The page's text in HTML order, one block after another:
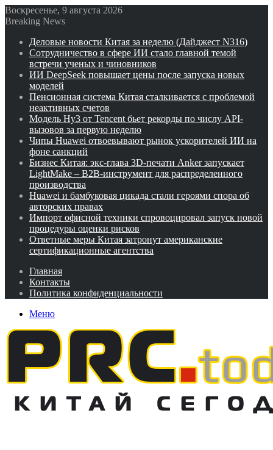
Воскресенье, 9 августа 2026
Breaking News
Деловые новости Китая за неделю (Дайджест N316)
Сотрудничество в сфере ИИ стало главной темой
встречи ученых и чиновников
ИИ DeepSeek повышает цены после запуска новых
моделей
Пенсионная система Китая сталкивается с проблемой
неактивных счетов
Модель Hy3 от Tencent бьет рекорды по числу API-
вызовов за первую неделю
Чипы Huawei отвоевывают рынок ускорителей ИИ на
фоне санкций
Бизнес Китая: экс-глава 3D-печати Anker запускает
LightMake – B2B-инструмент для распределенного
производства
Huawei и бамбуковая цикада стали героями спора об
авторских правах
Импорт офисной техники спровоцировал запуск новой
процедуры оценки рисков
Ответные меры Китая затронут американские
сертификационные агентства
Главная
Контакты
Политика конфиденциальности
Меню